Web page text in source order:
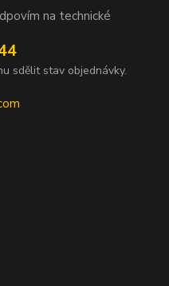
na technické
sdělit stav objednávky.